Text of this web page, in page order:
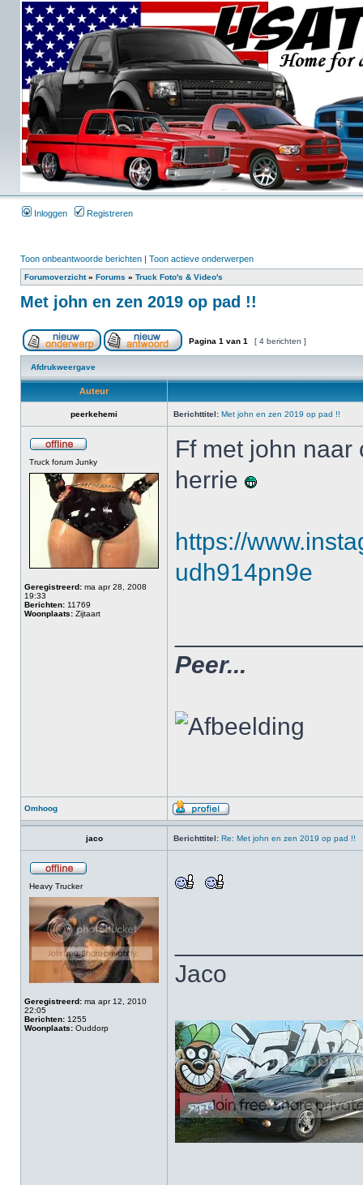
Inloggen Registreren
Toon onbeantwoorde berichten | Toon actieve onderwerpen
Forumoverzicht» Forums » Truck Foto's & Video's
Met john en zen 2019 op pad !!
Pagina 1 van 1 [ 4 berichten ]
Afdrukweergave
Auteur
peerkehemi Berichttitel: Met john en zen 2019 op pad !!
Truck forum Junky
Geregistreerd: ma apr 28, 2008
19:33
Berichten: 11769
Woonplaats: Zijtaart
Ff met john naar
herrie
https://
udh914pn9e
Peer...
Omhoog
jaco Berichttitel: Re: Met john en zen 2019 op pad !!
Heavy Trucker
Geregistreerd: ma apr 12, 2010
22:05
Berichten: 1255
Woonplaats: Ouddorp
Jaco